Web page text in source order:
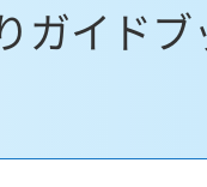
ガイドブ